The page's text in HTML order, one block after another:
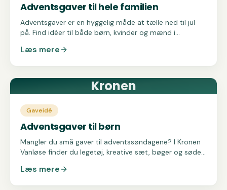
Adventsgaver til hele familien
Adventsgaver er en hyggelig måde at tælle ned til jul
på. Find idéer til både børn, kvinder og mænd i
Læs mere
Kronen
Gaveidé
Adventsgaver til børn
Mangler du små gaver til adventssøndagene? I Kronen
Vanløse finder du legetøj, kreative sæt, bøger og søde
Læs mere